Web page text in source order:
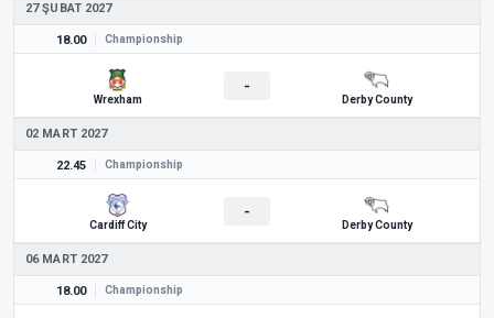
27 ŞUBAT 2027
18.00 Championship
Wrexham
-
Derby County
02 MART 2027
22.45 Championship
Cardiff City
-
Derby County
06 MART 2027
18.00 Championship